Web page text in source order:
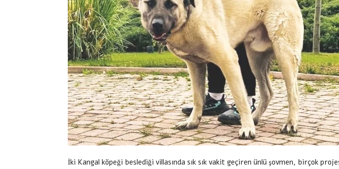
İki Kangal köpeği beslediği villasında sık sık vakit geçiren ünlü şovmen, birçok